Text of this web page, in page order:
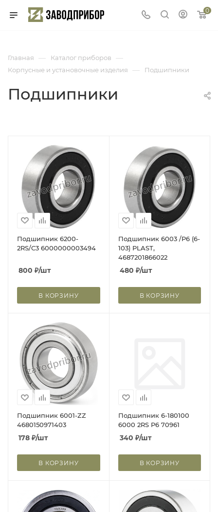
0
Главная — Каталог приборов —
Корпусные и установочные изделия — Подшипники
Подшипники
Подшипник 6200-
2RS/C3 6000000003494
800 ₽/шт
В КОРЗИНУ
Подшипник 6003 /P6 (6-
103) PLAST,
4687201866022
480 ₽/шт
В КОРЗИНУ
Подшипник 6001-ZZ
4680150971403
178 ₽/шт
В КОРЗИНУ
Подшипник 6-180100
6000 2RS P6 70961
340 ₽/шт
В КОРЗИНУ